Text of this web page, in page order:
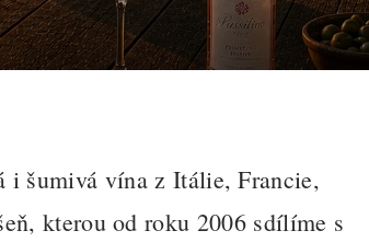
i šumivá vína z Itálie, Francie,
kterou od roku 2006 sdílíme s